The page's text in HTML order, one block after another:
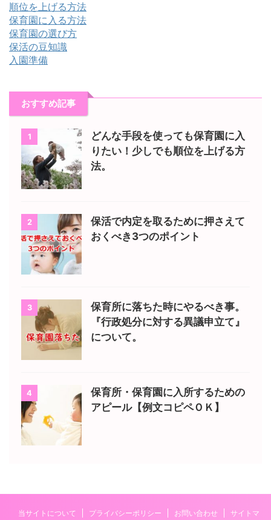
順位を上げる方法
保育園に入る方法
保育園の選び方
保活の豆知識
入園準備
おすすめ記事
1
どんな手段を使っても保育園に入
りたい！少しでも順位を上げる方
法。
2
保活で内定を取るために押さえて
おくべき3つのポイント
3
保育所に落ちた時にやるべき事。
『行政処分に対する異議申立て』
について。
4
保育所・保育園に入所するための
アピール【例文コピペＯＫ】
当サイトについて プライバシーポリシー お問い合わせ サイトマ